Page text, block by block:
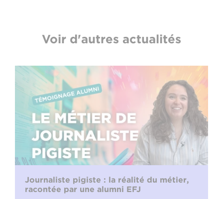
Voir d'autres actualités
Journaliste pigiste : la réalité du métier,
racontée par une alumni EFJ